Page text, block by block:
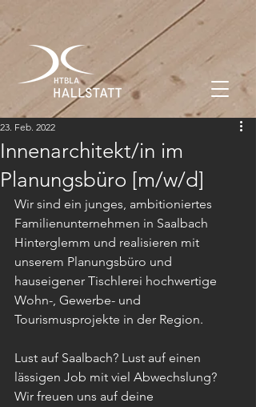
Innenarchitekt/in im
Planungsbüro [m/w/d]
23. Feb. 2022
Wir sind ein junges, ambitioniertes
Familienunternehmen in Saalbach
Hinterglemm und realisieren mit
unserem Planungsbüro und
hauseigener Tischlerei hochwertige
Wohn-, Gewerbe- und
Tourismusprojekte in der Region.
Lust auf Saalbach? Lust auf einen
lässigen Job mit viel Abwechslung?
Wir freuen uns auf deine